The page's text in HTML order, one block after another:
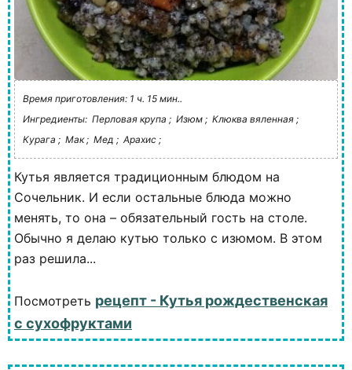
Время приготовления: 1 ч. 15 мин..
Ингредиенты: Перловая крупа ; Изюм ; Клюква вяленная ;
Курага ; Мак ; Мед ; Арахис ;
Кутья является традиционным блюдом на
Сочельник. И если остальные блюда можно
менять, то она – обязательный гость на столе.
Обычно я делаю кутью только с изюмом. В этом
раз решила...
Посмотреть рецепт - Кутья рождественская
с сухофруктами